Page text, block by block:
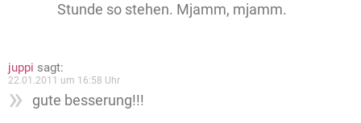
Stunde so stehen. Mjamm, mjamm.
juppi sagt:
22.01.2011 um 16:58 Uhr
gute besserung!!!